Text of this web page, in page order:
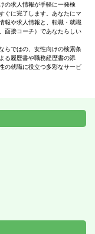
の求人情報が手軽に一発検
ぐに完了します。あなたにマ
報や求人情報と、転職・就職
面接コーチ）であなたらしい
らではの、女性向けの検索条
る履歴書や職務経歴書の添
の就職に役立つ多彩なサービ